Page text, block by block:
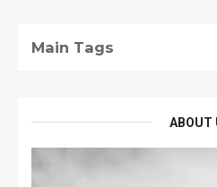
Main Tags
ABOUT